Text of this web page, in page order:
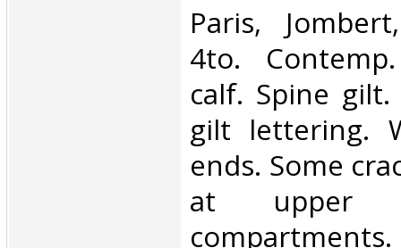
‎Paris,
4to.
calf. Spine
gilt lettering.
ends. Some
at upper